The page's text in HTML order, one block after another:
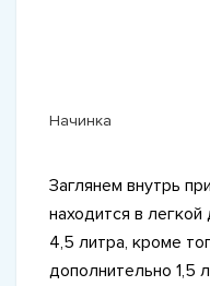
Начинка
Заглянем внутрь
находится в легкой
4,5 литра, кроме
дополнительно 1,5